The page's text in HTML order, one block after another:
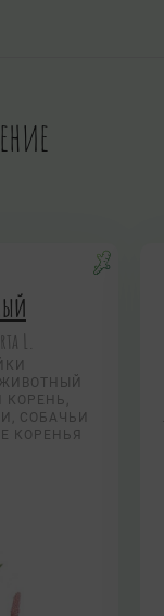
L.
КОРЕНЬ,
СОБАЧЬИ
КОРЕНЬЯ